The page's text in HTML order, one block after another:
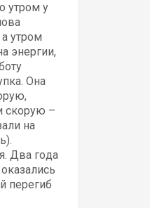
утром у
утром
энергии,
Она
скорую –
на
Два года
перегиб